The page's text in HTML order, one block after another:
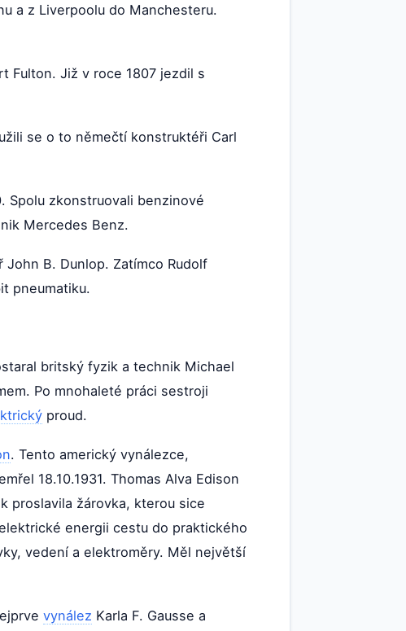
a z Liverpoolu do Manchesteru.
Fulton. Již v roce 1807 jezdil s
se o to němečtí konstruktéři Carl
Spolu zkonstruovali benzinové
Mercedes Benz.
B. Dunlop. Zatímco Rudolf
pneumatiku.
britský fyzik a technik Michael
Po mnohaleté práci sestroji
proud.
. Tento americký vynálezce,
18.10.1931. Thomas Alva Edison
proslavila žárovka, kterou sice
energii cestu do praktického
vedení a elektroměry. Měl největší
vynález Karla F. Gausse a